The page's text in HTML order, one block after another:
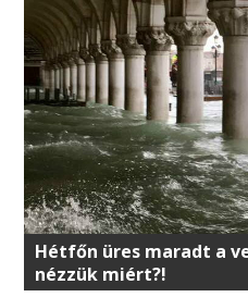
Hétfőn üres maradt a
nézzük miért?!